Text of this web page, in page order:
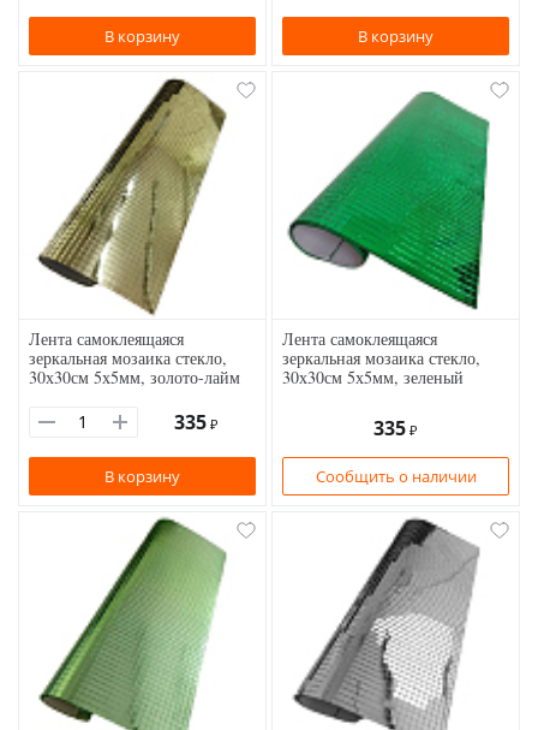
В корзину В корзину
Лента самоклеящаяся
зеркальная мозаика стекло,
30х30см 5х5мм, золото-лайм
335 ₽
В корзину
Лента самоклеящаяся
зеркальная мозаика стекло,
30х30см 5х5мм, зеленый
335 ₽
Сообщить о наличии